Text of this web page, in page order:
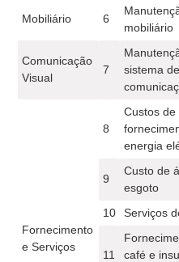
Mobiliário 6
mobiliário
Comunicação
Visual
7
sistema de
Fornecimento
e Serviços
8
Custos de
energia
9
Custo de
esgoto
10 Serviços
11
café e